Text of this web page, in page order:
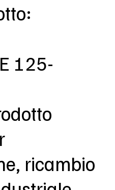
125-
ricambio